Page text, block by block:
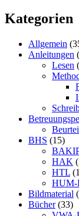
Kategorien
Allgemein
Anleitungen
Lesen
BHS (15)
HAK
HTL
HUM-
Bildmaterial
Bücher(33)